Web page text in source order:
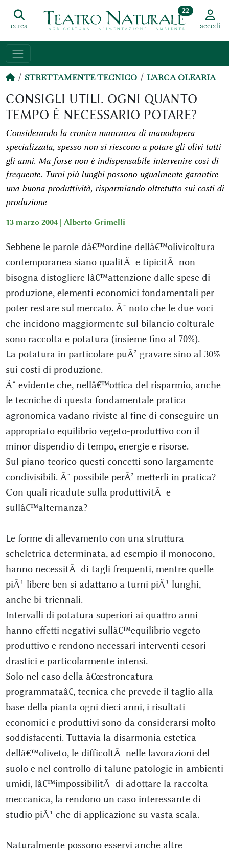
cerca
22
accedi
STRETTAMENTE TECNICO L'ARCA OLEARIA
CONSIGLI UTILI. OGNI QUANTO
TEMPO È NECESSARIO POTARE?
Considerando la cronica mancanza di manodopera
specializzata, spesso non si riescono a potare gli olivi tutti
gli anni. Ma forse non è indispensabile intervenire così di
frequente. Turni più lunghi possono ugualmente garantire
una buona produttività, risparmiando oltretutto sui costi di
produzione
13 marzo 2004 | Alberto Grimelli
Sebbene le parole dâ€™ordine dellâ€™olivicoltura
contemporanea siano qualitÃ e tipicitÃ non
bisogna distogliere lâ€™attenzione dalle spese di
produzione, elementi economici fondamentali per
poter restare sul mercato. Ãˆ noto che le due voci
che incidono maggiormente sul bilancio colturale
sono raccolta e potatura (insieme fino al 70%).
La potatura in particolare puÃ² gravare sino al 30%
sui costi di produzione.
Ãˆ evidente che, nellâ€™ottica del risparmio, anche
le tecniche di questa fondamentale pratica
agronomica vadano riviste al fine di conseguire un
appropriato equilibrio vegeto-produttivo con il
minor dispendio di tempo, energie e risorse.
Sul piano teorico questi concetti sono largamente
condivisibili. Ãˆ possibile perÃ² metterli in pratica?
Con quali ricadute sulla produttivitÃ e
sullâ€™alternanza?
Le forme di allevamento con una struttura
scheletrica determinata, ad esempio il monocono,
hanno necessitÃ di tagli frequenti, mentre quelle
piÃ¹ libere ben si adattano a turni piÃ¹ lunghi,
anche bi-triennali.
Intervalli di potatura superiori ai quattro anni
hanno effetti negativi sullâ€™equilibrio vegeto-
produttivo e rendono necessari interventi cesori
drastici e particolarmente intensi.
Solo nel caso della â€œstroncatura
programmataâ€, tecnica che prevede il taglio alla
base della pianta ogni dieci anni, i risultati
economici e produttivi sono da considerarsi molto
soddisfacenti. Tuttavia la disarmonia estetica
dellâ€™oliveto, le difficoltÃ nelle lavorazioni del
suolo e nel controllo di talune patologie in ambienti
umidi, lâ€™impossibilitÃ di adottare la raccolta
meccanica, la rendono un caso interessante di
studio piÃ¹ che di applicazione su vasta scala.
Naturalmente possono esservi anche altre